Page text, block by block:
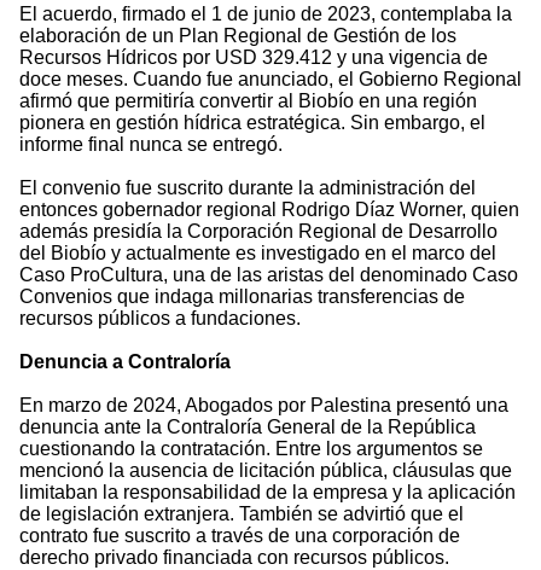
El acuerdo, firmado el 1 de junio de 2023, contemplaba la
elaboración de un Plan Regional de Gestión de los
Recursos Hídricos por USD 329.412 y una vigencia de
doce meses. Cuando fue anunciado, el Gobierno Regional
afirmó que permitiría convertir al Biobío en una región
pionera en gestión hídrica estratégica. Sin embargo, el
informe final nunca se entregó.
El convenio fue suscrito durante la administración del
entonces gobernador regional Rodrigo Díaz Worner, quien
además presidía la Corporación Regional de Desarrollo
del Biobío y actualmente es investigado en el marco del
Caso ProCultura, una de las aristas del denominado Caso
Convenios que indaga millonarias transferencias de
recursos públicos a fundaciones.
Denuncia a Contraloría
En marzo de 2024, Abogados por Palestina presentó una
denuncia ante la Contraloría General de la República
cuestionando la contratación. Entre los argumentos se
mencionó la ausencia de licitación pública, cláusulas que
limitaban la responsabilidad de la empresa y la aplicación
de legislación extranjera. También se advirtió que el
contrato fue suscrito a través de una corporación de
derecho privado financiada con recursos públicos.